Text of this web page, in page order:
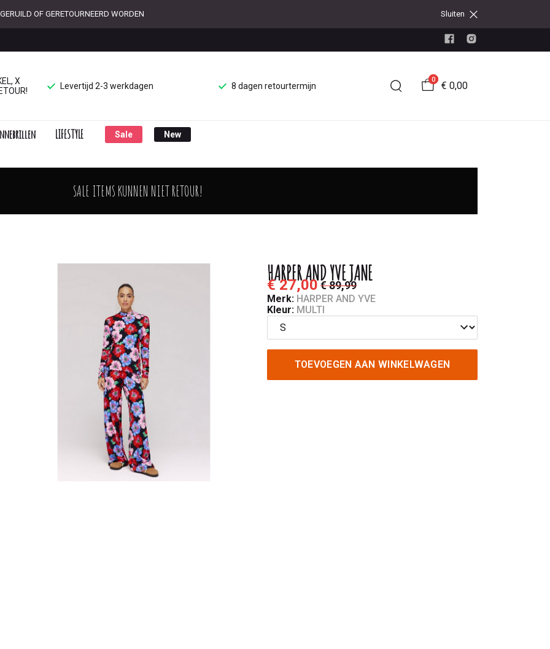
OF GERETOURNEERD WORDEN Sluiten
X
Levertijd 2-3 werkdagen 8 dagen retourtermijn
0
€ 0,00
LIFESTYLE Sale New
SALE ITEMS KUNNEN NIET RETOUR!
HARPER AND YVE JANE
€ 27,00€ 89,99
Merk: HARPER AND YVE
Kleur: MULTI
TOEVOEGEN AAN WINKELWAGEN